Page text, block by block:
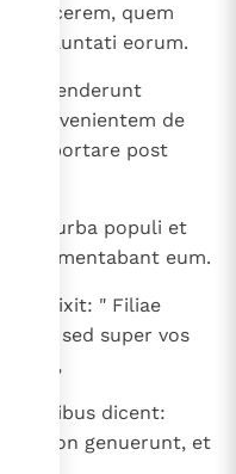
carcerem, quem
voluntati eorum.
venientem de
portare post
turba populi et
et lamentabant eum.
dixit: " Filiae
me, sed super vos
in quibus dicent:
qui non genuerunt, et